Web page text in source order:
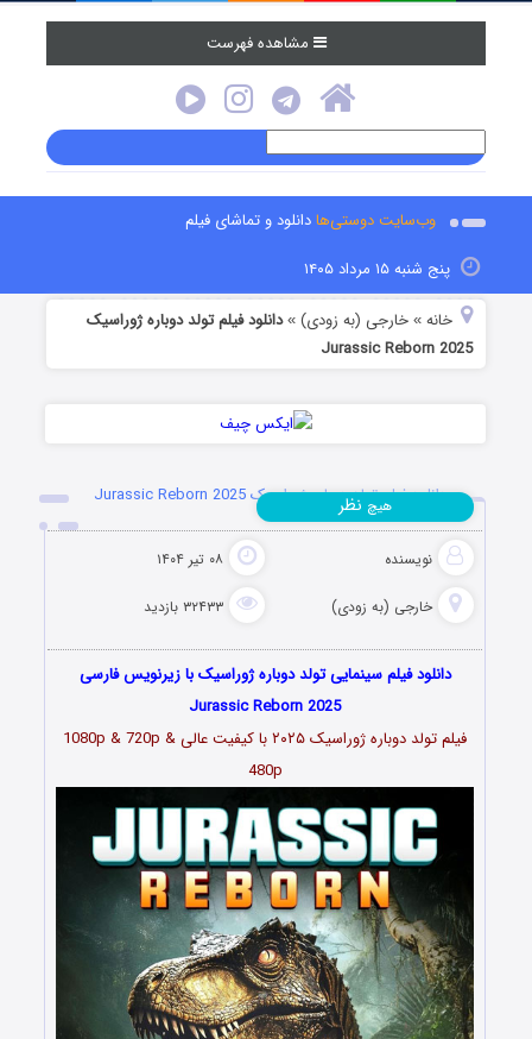
مشاهده فهرست
وب‌سایت دوستی‌هادانلود و تماشای فیلم
پنج شنبه ۱۵ مرداد ۱۴۰۵
خانه »خارجی (به زودی) »دانلود فیلم تولد دوباره ژوراسیک
Jurassic Reborn 2025
دانلود فیلم تولد دوباره ژوراسیک Jurassic Reborn 2025
نویسنده ۰۸ تیر ۱۴۰۴
خارجی (به زودی) ۳۲۴۳۳ بازدید
هیچ نظر
دانلود فیلم سینمایی تولد دوباره ژوراسیک با زیرنویس فارسی
Jurassic Reborn 2025
فیلم تولد دوباره ژوراسیک ۲۰۲۵ با کیفیت عالی 1080p & 720p &
480p